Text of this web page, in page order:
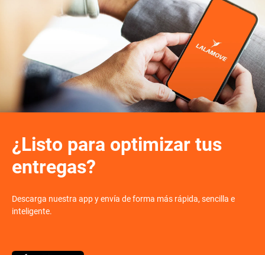
¿Listo para optimizar tus
entregas?
Descarga nuestra app y envía de forma más rápida, sencilla e
inteligente.